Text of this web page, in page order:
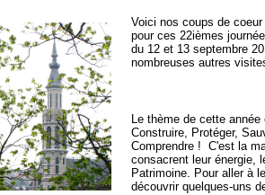
Voici nos coups de
pour ces 22ièmes
du 12 et 13 septembre
nombreuses autres
Le thème de cette
Construire, Protéger,
Comprendre ! C'est la
consacrent leur énergie,
Patrimoine. Pour aller à
découvrir quelques-uns